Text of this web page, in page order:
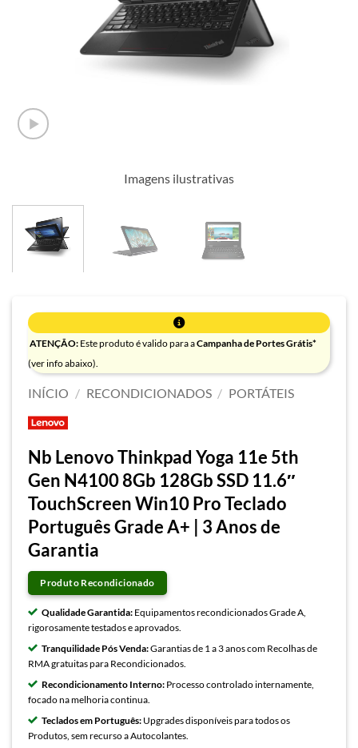
Imagens ilustrativas
ATENÇÃO: Este produto é valido para aCampanha de Portes Grátis*
(ver info abaixo).
INÍCIO / RECONDICIONADOS / PORTÁTEIS
Nb Lenovo Thinkpad Yoga 11e 5th
Gen N4100 8Gb 128Gb SSD 11.6″
TouchScreen Win10 Pro Teclado
Português Grade A+ | 3 Anos de
Garantia
Produto Recondicionado
Qualidade Garantida: Equipamentos recondicionados Grade A,
rigorosamente testados e aprovados.
Tranquilidade Pós Venda:Garantias de 1 a 3 anos com Recolhas de
RMA gratuitas para Recondicionados.
Recondicionamento Interno: Processo controlado internamente,
focado na melhoria continua.
Teclados em Português: Upgrades disponíveis para todos os
Produtos, sem recurso a Autocolantes.